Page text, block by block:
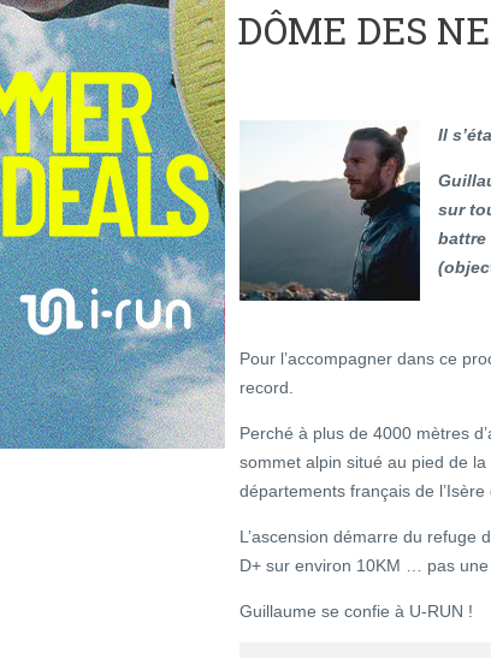
DÔME DES
Il
sur
battre
Pour l’accompagner dans ce
record.
Perché à plus de 4000 mètres
sommet alpin situé au pied de
départements français de l’Isère
L’ascension démarre du refuge
D+ sur environ 10KM … pas
Guillaume se confie à U-RUN !